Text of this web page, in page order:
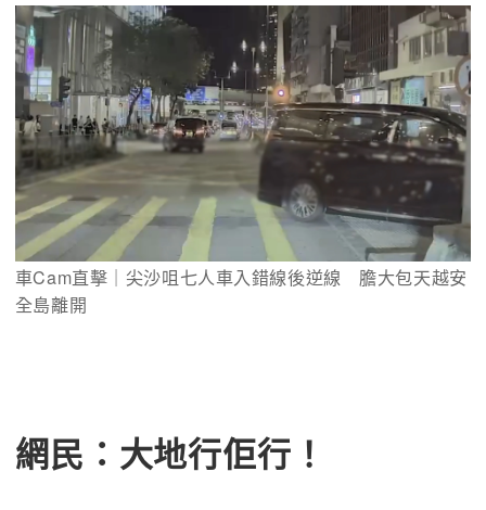
車Cam直擊｜尖沙咀七人車入錯線後逆線　膽大包天越安
全島離開
網民：大地行佢行！